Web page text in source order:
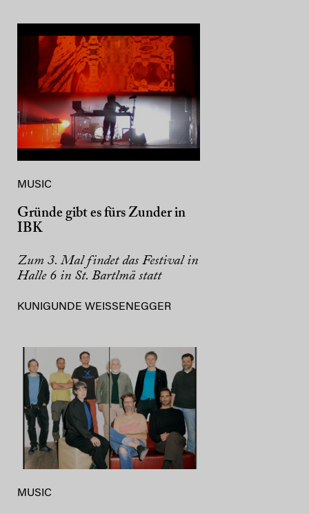
MUSIC
Gründe gibt es fürs Zunder in
IBK
Zum 3. Mal findet das Festival in
Halle 6 in St. Bartlmä statt
KUNIGUNDE WEISSENEGGER
MUSIC